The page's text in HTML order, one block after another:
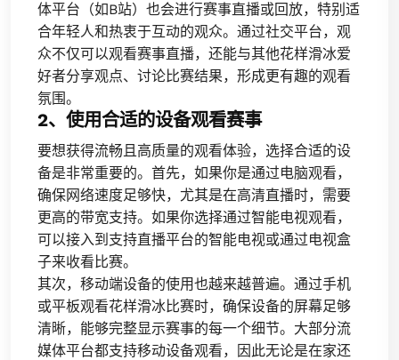
体平台（如B站）也会进行赛事直播或回放，特别适
合年轻人和热衷于互动的观众。通过社交平台，观
众不仅可以观看赛事直播，还能与其他花样滑冰爱
好者分享观点、讨论比赛结果，形成更有趣的观看
氛围。
2、使用合适的设备观看赛事
要想获得流畅且高质量的观看体验，选择合适的设
备是非常重要的。首先，如果你是通过电脑观看，
确保网络速度足够快，尤其是在高清直播时，需要
更高的带宽支持。如果你选择通过智能电视观看，
可以接入到支持直播平台的智能电视或通过电视盒
子来收看比赛。
其次，移动端设备的使用也越来越普遍。通过手机
或平板观看花样滑冰比赛时，确保设备的屏幕足够
清晰，能够完整显示赛事的每一个细节。大部分流
媒体平台都支持移动设备观看，因此无论是在家还